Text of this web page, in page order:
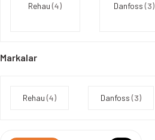
Rehau(4) Danfoss(3)
Markalar
Rehau(4) Danfoss(3)